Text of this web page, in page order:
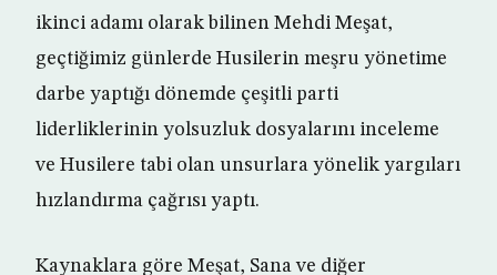
ikinci adamı olarak bilinen Mehdi Meşat,
geçtiğimiz günlerde Husilerin meşru yönetime
darbe yaptığı dönemde çeşitli parti
liderliklerinin yolsuzluk dosyalarını inceleme
ve Husilere tabi olan unsurlara yönelik yargıları
hızlandırma çağrısı yaptı.
Kaynaklara göre Meşat, Sana ve diğer